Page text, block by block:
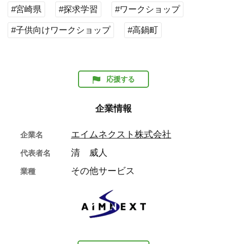
#宮崎県 #探求学習 #ワークショップ
#子供向けワークショップ #高鍋町
応援する
企業情報
企業名 エイムネクスト株式会社
代表者名 清 威人
業種 その他サービス